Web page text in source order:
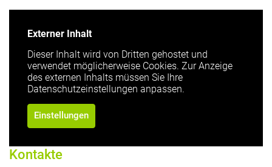
Externer Inhalt
Dieser Inhalt wird von Dritten gehostet und
verwendet möglicherweise Cookies. Zur Anzeige
des externen Inhalts müssen Sie Ihre
Datenschutzeinstellungen anpassen.
Einstellungen
Kontakte